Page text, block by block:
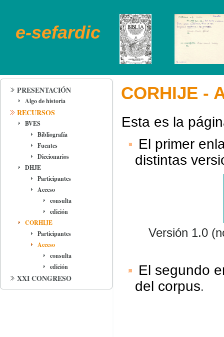
e-sefardic
PRESENTACIÓN
Algo de historia
RECURSOS
BVES
Bibliografía
Fuentes
Diccionarios
DHJE
Participantes
Acceso
consulta
edición
CORHIJE
Participantes
Acceso
consulta
edición
XXI CONGRESO
CORHIJE -
Esta es la
El primer
distintas
Versión 1.0
El segundo
del corpus.